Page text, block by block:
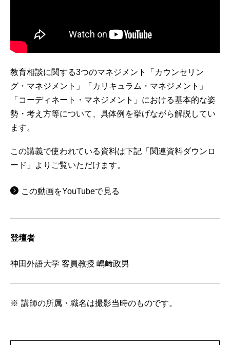
教育相談に関する3つのマネジメント「カウンセリン
グ・マネジメント」「カリキュラム・マネジメント」
「コーディネート・マネジメント」における基本的な姿
勢・考え方等について、具体例を挙げながら解説してい
ます。
この講義で使われている資料は下記「関連資料ダウンロ
ード」よりご覧いただけます。
この動画をYouTubeで見る
登壇者
神田外語大学 客員教授 嶋﨑政男
講師の所属・職名は撮影当時のものです。